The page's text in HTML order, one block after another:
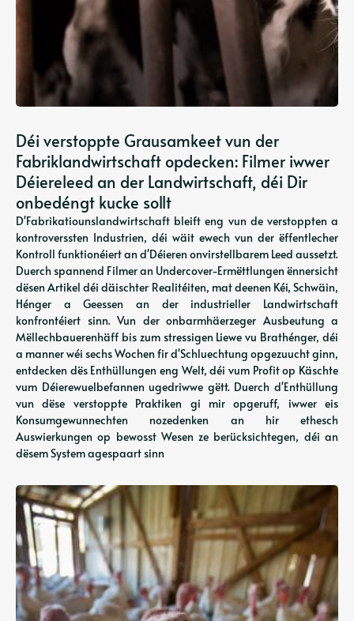
Déi verstoppte Grausamkeet vun der
Fabriklandwirtschaft opdecken: Filmer iwwer
Déiereleed an der Landwirtschaft, déi Dir
onbedéngt kucke sollt
D'Fabrikatiounslandwirtschaft bleift eng vun de verstoppten a
kontroverssten Industrien, déi wäit ewech vun der ëffentlecher
Kontroll funktionéiert an d'Déieren onvirstellbarem Leed aussetzt.
Duerch spannend Filmer an Undercover-Ermëttlungen ënnersicht
dësen Artikel déi däischter Realitéiten, mat deenen Kéi, Schwäin,
Hénger a Geessen an der industrieller Landwirtschaft
konfrontéiert sinn. Vun der onbarmhäerzeger Ausbeutung a
Mëllechbauerenhäff bis zum stressigen Liewe vu Brathénger, déi
a manner wéi sechs Wochen fir d'Schluechtung opgezuucht ginn,
entdecken dës Enthüllungen eng Welt, déi vum Profit op Käschte
vum Déierewuelbefannen ugedriwwe gëtt. Duerch d'Enthüllung
vun dëse verstoppte Praktiken gi mir opgeruff, iwwer eis
Konsumgewunnechten nozedenken an hir ethesch
Auswierkungen op bewosst Wesen ze berücksichtegen, déi an
dësem System agespaart sinn